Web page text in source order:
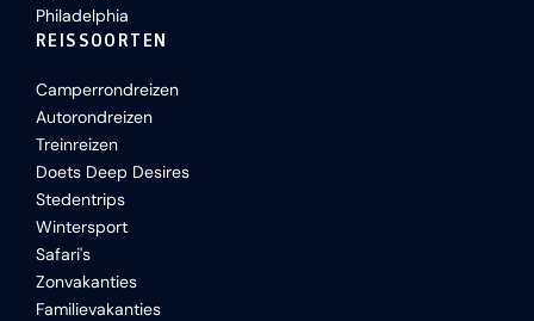
Philadelphia
REISSOORTEN
Camperrondreizen
Autorondreizen
Treinreizen
Doets Deep Desires
Stedentrips
Wintersport
Safari's
Zonvakanties
Familievakanties